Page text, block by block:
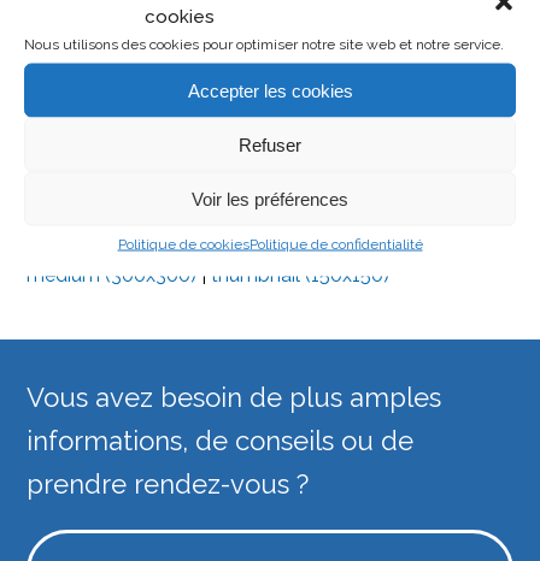
cookies
Nous utilisons des cookies pour optimiser notre site web et notre service.
Accepter les cookies
Refuser
Voir les préférences
Politique de cookiesPolitique de confidentialité
Downloads:full (1000x1000)|large (980x980)
medium (300x300) | thumbnail (150x150)
Vous avez besoin de plus amples
informations, de conseils ou de
prendre rendez-vous ?